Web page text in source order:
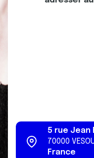
5 rue Jean
70000
France